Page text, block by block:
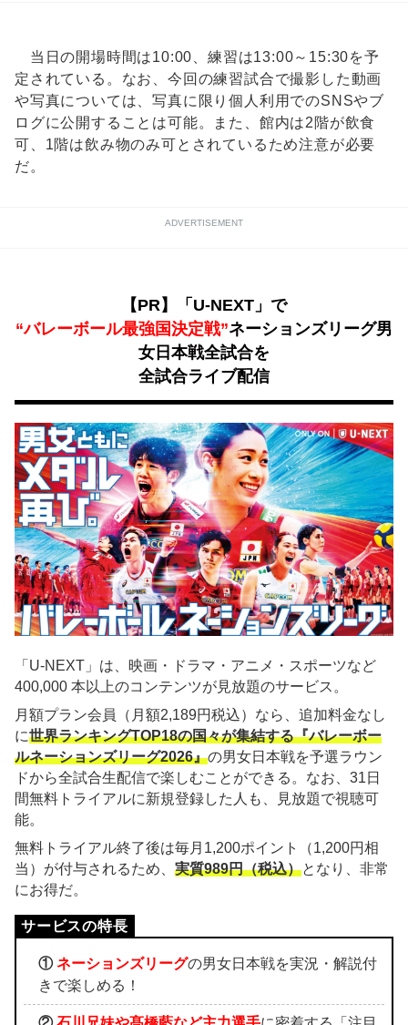
当日の開場時間は10:00、練習は13:00～15:30を予
定されている。なお、今回の練習試合で撮影した動画
や写真については、写真に限り個人利用でのSNSやブ
ログに公開することは可能。また、館内は2階が飲食
可、1階は飲み物のみ可とされているため注意が必要
だ。
ADVERTISEMENT
【PR】「U-NEXT」で
“バレーボール最強国決定戦”ネーションズリーグ男
女日本戦全試合を
全試合ライブ配信
「U-NEXT」は、映画・ドラマ・アニメ・スポーツなど
400,000 本以上のコンテンツが見放題のサービス。
月額プラン会員（月額2,189円税込）なら、追加料金なし
に世界ランキングTOP18の国々が集結する『バレーボー
ルネーションズリーグ2026』の男女日本戦を予選ラウン
ドから全試合生配信で楽しむことができる。なお、31日
間無料トライアルに新規登録した人も、見放題で視聴可
能。
無料トライアル終了後は毎月1,200ポイント（1,200円相
当）が付与されるため、 実質989円（税込）となり、非常
にお得だ。
① ネーションズリーグの男女日本戦を実況・解説付
きで楽しめる！